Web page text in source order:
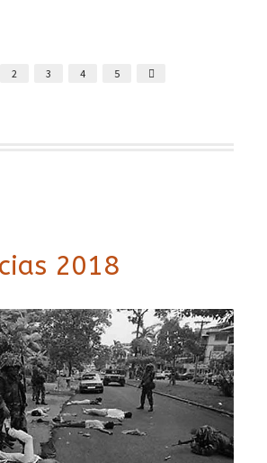
2 3 4 5
2018